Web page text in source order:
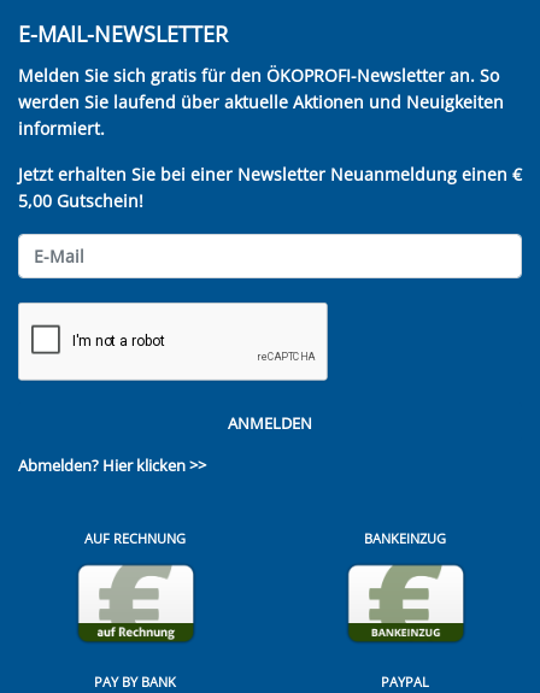
E-MAIL-NEWSLETTER
Melden Sie sich gratis für den ÖKOPROFI-Newsletter an. So
werden Sie laufend über aktuelle Aktionen und Neuigkeiten
informiert.
Jetzt erhalten Sie bei einer Newsletter Neuanmeldung einen €
5,00 Gutschein!
ANMELDEN
Abmelden? Hier klicken >>
AUF RECHNUNG BANKEINZUG
PAY BY BANK PAYPAL